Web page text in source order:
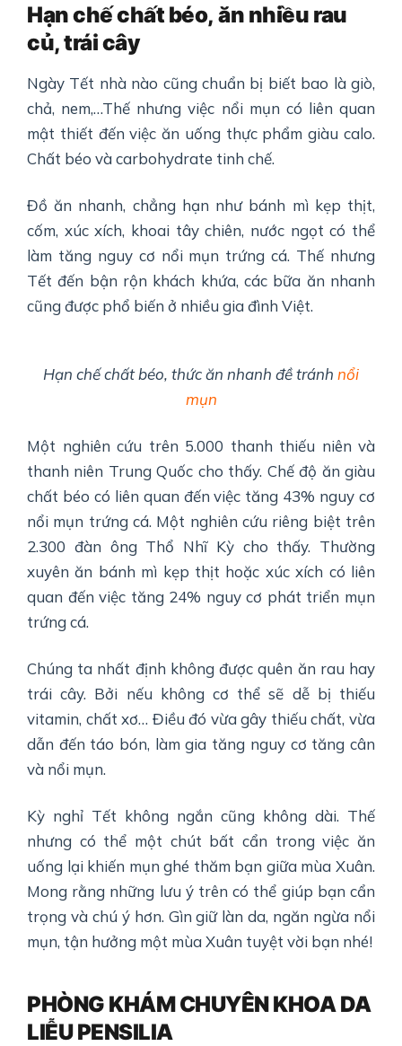
Hạn chế chất béo, ăn nhiều rau
củ, trái cây
Ngày Tết nhà nào cũng chuẩn bị biết bao là giò,
chả, nem,…Thế nhưng việc nổi mụn có liên quan
mật thiết đến việc ăn uống thực phẩm giàu calo.
Chất béo và carbohydrate tinh chế.
Đồ ăn nhanh, chẳng hạn như bánh mì kẹp thịt,
cốm, xúc xích, khoai tây chiên, nước ngọt có thể
làm tăng nguy cơ nổi mụn trứng cá. Thế nhưng
Tết đến bận rộn khách khứa, các bữa ăn nhanh
cũng được phổ biến ở nhiều gia đình Việt.
Hạn chế chất béo, thức ăn nhanh đề tránh nổi
mụn
Một nghiên cứu trên 5.000 thanh thiếu niên và
thanh niên Trung Quốc cho thấy. Chế độ ăn giàu
chất béo có liên quan đến việc tăng 43% nguy cơ
nổi mụn trứng cá. Một nghiên cứu riêng biệt trên
2.300 đàn ông Thổ Nhĩ Kỳ cho thấy. Thường
xuyên ăn bánh mì kẹp thịt hoặc xúc xích có liên
quan đến việc tăng 24% nguy cơ phát triển mụn
trứng cá.
Chúng ta nhất định không được quên ăn rau hay
trái cây. Bởi nếu không cơ thể sẽ dễ bị thiếu
vitamin, chất xơ… Điều đó vừa gây thiếu chất, vừa
dẫn đến táo bón, làm gia tăng nguy cơ tăng cân
và nổi mụn.
Kỳ nghỉ Tết không ngắn cũng không dài. Thế
nhưng có thể một chút bất cẩn trong việc ăn
uống lại khiến mụn ghé thăm bạn giữa mùa Xuân.
Mong rằng những lưu ý trên có thể giúp bạn cẩn
trọng và chú ý hơn. Gìn giữ làn da, ngăn ngừa nổi
mụn, tận hưởng một mùa Xuân tuyệt vời bạn nhé!
PHÒNG KHÁM CHUYÊN KHOA DA
LIỄU PENSILIA